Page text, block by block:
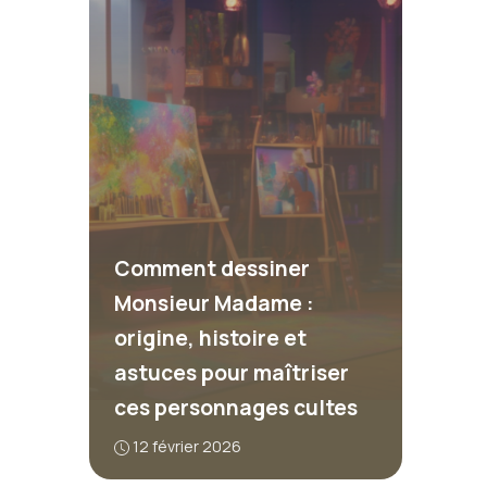
Comment dessiner
Monsieur Madame :
origine, histoire et
astuces pour maîtriser
ces personnages cultes
12 février 2026